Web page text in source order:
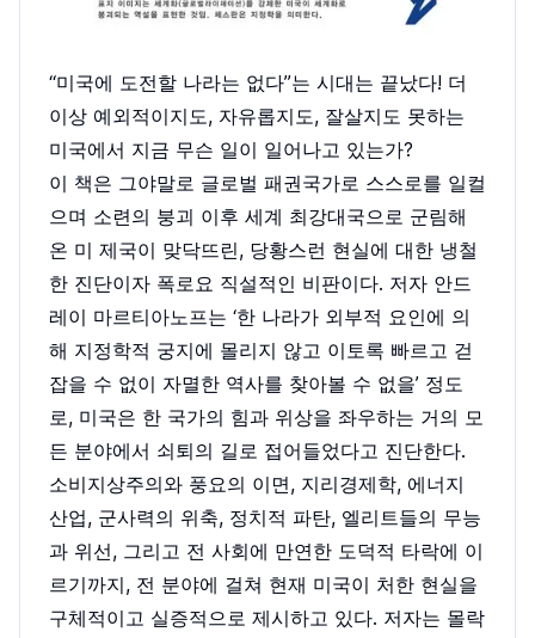
“미국에 도전할 나라는 없다”는 시대는 끝났다! 더
이상 예외적이지도, 자유롭지도, 잘살지도 못하는
미국에서 지금 무슨 일이 일어나고 있는가?
이 책은 그야말로 글로벌 패권국가로 스스로를 일컬
으며 소련의 붕괴 이후 세계 최강대국으로 군림해
온 미 제국이 맞닥뜨린, 당황스런 현실에 대한 냉철
한 진단이자 폭로요 직설적인 비판이다. 저자 안드
레이 마르티아노프는 ‘한 나라가 외부적 요인에 의
해 지정학적 궁지에 몰리지 않고 이토록 빠르고 걷
잡을 수 없이 자멸한 역사를 찾아볼 수 없을’ 정도
로, 미국은 한 국가의 힘과 위상을 좌우하는 거의 모
든 분야에서 쇠퇴의 길로 접어들었다고 진단한다.
소비지상주의와 풍요의 이면, 지리경제학, 에너지
산업, 군사력의 위축, 정치적 파탄, 엘리트들의 무능
과 위선, 그리고 전 사회에 만연한 도덕적 타락에 이
르기까지, 전 분야에 걸쳐 현재 미국이 처한 현실을
구체적이고 실증적으로 제시하고 있다. 저자는 몰락